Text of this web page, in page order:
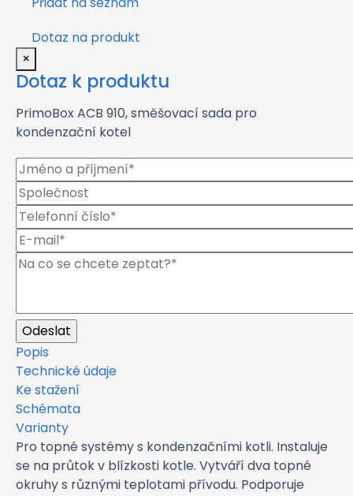
Dotaz na produkt
×
Dotaz k produktu
PrimoBox ACB 910, směšovací sada pro
kondenzační kotel
Popis
Technické údaje
Ke stažení
Schémata
Varianty
Pro topné systémy s kondenzačními kotli. Instaluje
se na průtok v blízkosti kotle. Vytváří dva topné
okruhy s různými teplotami přívodu. Podporuje